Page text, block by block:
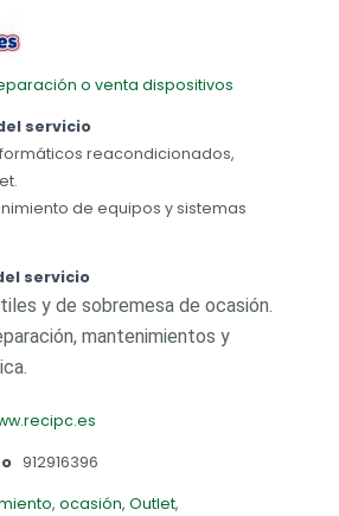
o venta dispositivos
servicio
reacondicionados,
de equipos y sistemas
servicio
y de sobremesa de ocasión.
mantenimientos y
912916396
, ocasión, Outlet,